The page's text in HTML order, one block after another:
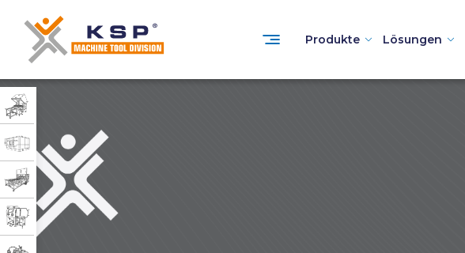
Zuverlässigkeit, Technologie und Nachhaltigkeit
in der industriellen Reinigung.
PRODUKTGRUPPEN
Produkte Lösungen